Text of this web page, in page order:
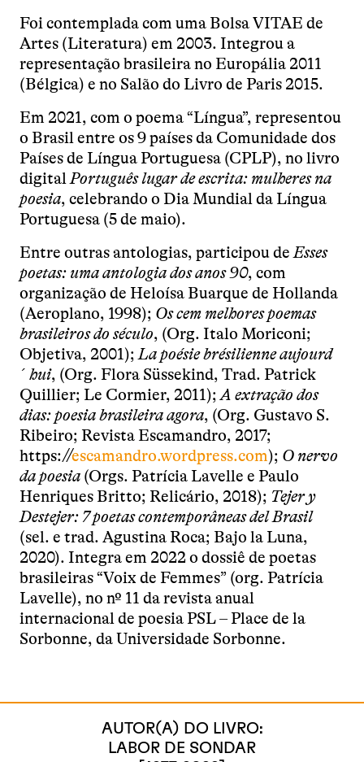
Foi contemplada com uma Bolsa VITAE de
Artes (Literatura) em 2003. Integrou a
representação brasileira no Europália 2011
(Bélgica) e no Salão do Livro de Paris 2015.
Em 2021, com o poema “Língua”, representou
o Brasil entre os 9 países da Comunidade dos
Países de Língua Portuguesa (CPLP), no livro
digitalPortuguês lugar de escrita: mulheres na
poesia, celebrando o Dia Mundial da Língua
Portuguesa (5 de maio).
Entre outras antologias, participou deEsses
poetas: uma antologia dos anos 90, com
organização de Heloísa Buarque de Hollanda
(Aeroplano, 1998); Os cem melhores poemas
brasileiros do século, (Org. Italo Moriconi;
Objetiva, 2001);La poésie brésilienne aujourd
´hui, (Org. Flora Süssekind, Trad. Patrick
Quillier; Le Cormier, 2011);A extração dos
dias: poesiabrasileira agora, (Org. Gustavo S.
Ribeiro; Revista Escamandro, 2017;
https://escamandro.wordpress.com); O nervo
da poesia (Orgs. Patrícia Lavelle e Paulo
Henriques Britto; Relicário, 2018); Tejer y
Destejer: 7 poetas contemporâneas del Brasil
(sel. e trad. Agustina Roca; Bajo la Luna,
2020). Integra em 2022 o dossiê de poetas
brasileiras “Voix de Femmes” (org. Patrícia
Lavelle), no nº 11 da revista anual
internacional de poesia PSL – Place de la
Sorbonne, da Universidade Sorbonne.
AUTOR(A) DO LIVRO:
LABOR DE SONDAR